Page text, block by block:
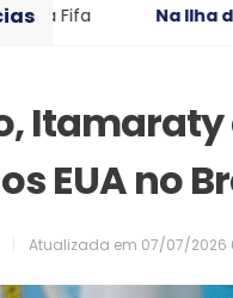
Na Ilha do Governador-
EUA no
Atualizada em 07/07/2026